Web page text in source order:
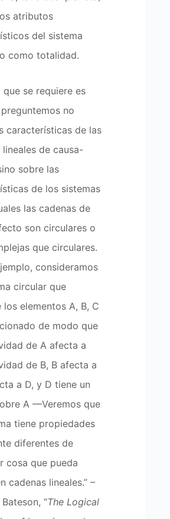
atributos
del sistema
como totalidad.
que se requiere es
no
características de las
lineales de causa-
sobre las
de los sistemas
las cadenas de
son circulares o
que circulares.
consideramos
circular que
los elementos A, B, C
de modo que
de A afecta a
de B, B afecta a
a D, y D tiene un
A —Veremos que
tiene propiedades
diferentes de
cosa que pueda
cadenas lineales.” –
“The Logical